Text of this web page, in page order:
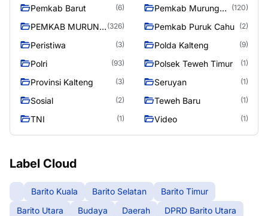
Pemkab Barut (6)
Pemkab Murung
(120)
PEMKAB MURUNG (326) Pemkab Puruk Cahu (2)
Peristiwa (3) Polda Kalteng (9)
Polri (93) Polsek Teweh Timur (1)
Provinsi Kalteng (3) Seruyan (1)
Sosial (2) Teweh Baru (1)
TNI (1) Video (1)
Label Cloud
Barito Kuala Barito Selatan
Barito Timur
Barito Utara
Budaya Daerah
DPRD Barito Utara